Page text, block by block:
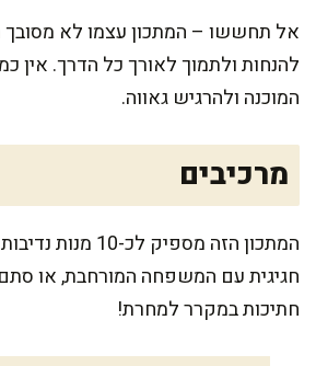
אל תחששו – המתכון עצמו לא מסובך
להנחות ולתמוך לאורך כל הדרך. אין
המוכנה ולהרגיש גאווה.
מרכיבים
המתכון הזה מספיק
חגיגית עם המשפחה המורחבת, או
חתיכות במקרר למחרת!